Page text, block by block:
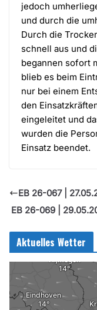
jedoch
und durch die
Durch die
schnell aus und
begannen sofort
blieb es beim
nur bei einem
den
eingeleitet und
wurden die
Einsatz beendet.
EB 26-067 |
EB 26-069 |
Aktuelles Wetter